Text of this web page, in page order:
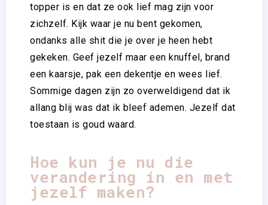
topper is en dat ze ook lief mag zijn voor
zichzelf. Kijk waar je nu bent gekomen,
ondanks alle shit die je over je heen hebt
gekeken. Geef jezelf maar een knuffel, brand
een kaarsje, pak een dekentje en wees lief.
Sommige dagen zijn zo overweldigend dat ik
allang blij was dat ik bleef ademen. Jezelf dat
toestaan is goud waard.
Hoe kun je nu die
verandering in en met
jezelf maken?